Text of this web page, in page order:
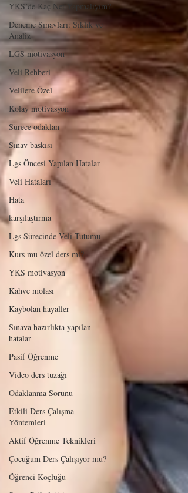
YKS’de Kaç Net Yapmalıyım?
Deneme Sınavları: Sıklık ve
Analiz
LGS motivasyon
Veli Rehberi
Velilere Özel
Kolay motivasyon
Sürece odaklan
Sınav baskısı
Lgs Öncesi Yapılan Hatalar
Veli Hataları
Hata
karşılaştırma
Lgs Sürecinde Veli Tutumu
Kurs mu özel ders mi?
YKS motivasyon
Kahve molası
Kaybolan hayaller
Sınava hazırlıkta yapılan
hatalar
Pasif Öğrenme
Video ders tuzağı
Odaklanma Sorunu
Etkili Ders Çalışma
Yöntemleri
Aktif Öğrenme Teknikleri
Çocuğum Ders Çalışıyor mu?
Öğrenci Koçluğu